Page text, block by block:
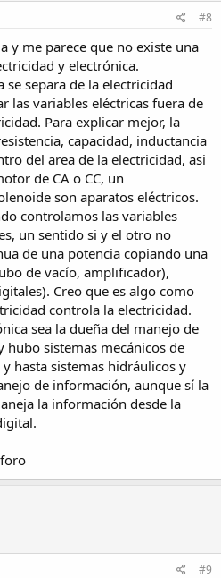
#8
y me parece que no existe una
y electrónica.
se separa de la electricidad
las variables eléctricas fuera de
Para explicar mejor, la
capacidad, inductancia
del area de la electricidad, asi
de CA o CC, un
son aparatos eléctricos.
controlamos las variables
un sentido si y el otro no
de una potencia copiando una
de vacío, amplificador),
Creo que es algo como
controla la electricidad.
sea la dueña del manejo de
sistemas mecánicos de
hasta sistemas hidráulicos y
de información, aunque sí la
la información desde la
#9